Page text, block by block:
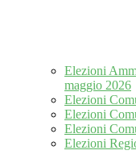
Elezioni
maggio 2026
Elezioni
Elezioni
Elezioni
Elezioni